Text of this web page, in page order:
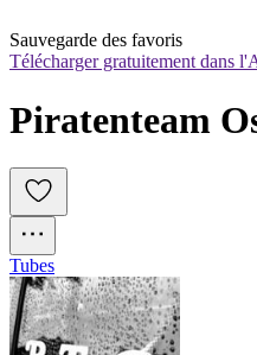
Sauvegarde des favoris
Télécharger gratuitement dans
Piratenteam
Tubes